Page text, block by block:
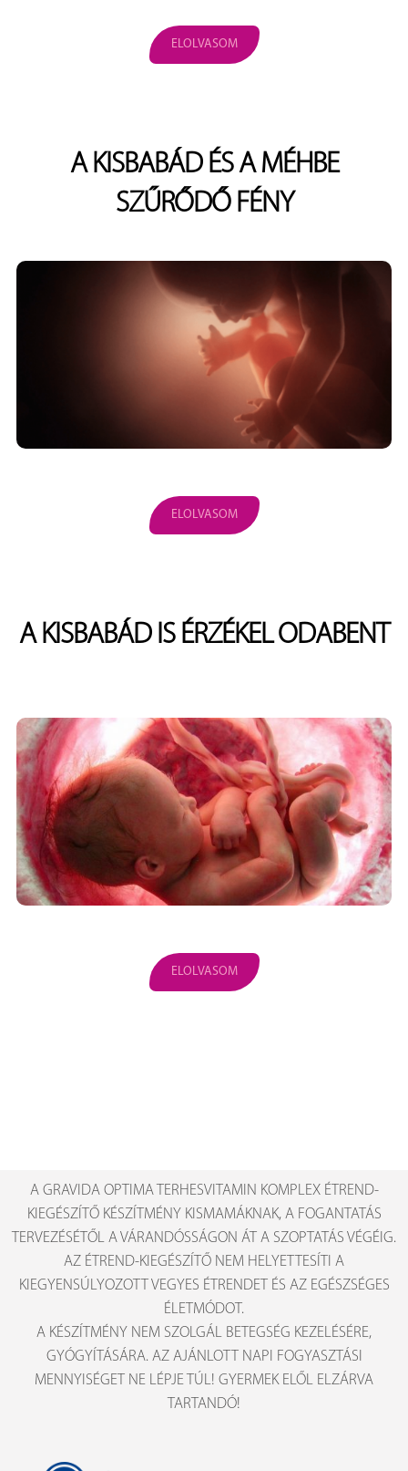
ELOLVASOM
A KISBABÁD ÉS A MÉHBE
SZŰRŐDŐ FÉNY
ELOLVASOM
A KISBABÁD IS ÉRZÉKEL ODABENT
ELOLVASOM
A GRAVIDA OPTIMA TERHESVITAMIN KOMPLEX ÉTREND-
KIEGÉSZÍTŐ KÉSZÍTMÉNY KISMAMÁKNAK, A FOGANTATÁS
TERVEZÉSÉTŐL A VÁRANDÓSSÁGON ÁT A SZOPTATÁS VÉGÉIG.
AZ ÉTREND-KIEGÉSZÍTŐ NEM HELYETTESÍTI A
KIEGYENSÚLYOZOTT VEGYES ÉTRENDET ÉS AZ EGÉSZSÉGES
ÉLETMÓDOT.
A KÉSZÍTMÉNY NEM SZOLGÁL BETEGSÉG KEZELÉSÉRE,
GYÓGYÍTÁSÁRA. AZ AJÁNLOTT NAPI FOGYASZTÁSI
MENNYISÉGET NE LÉPJE TÚL! GYERMEK ELŐL ELZÁRVA
TARTANDÓ!